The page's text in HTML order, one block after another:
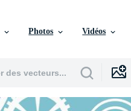
Photos Vidéos